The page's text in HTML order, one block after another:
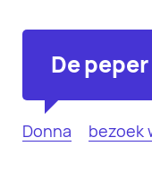
De
Donna bezoek